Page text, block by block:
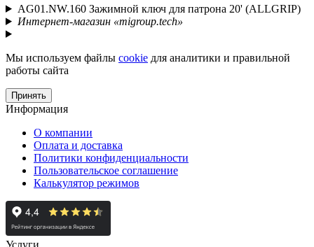
AG01.NW.160 Зажимной ключ для патрона 20' (ALLGRIP)
Интернет-магазин «migroup.tech»
Мы используем файлы cookie для аналитики и правильной
работы сайта
Принять
Информация
О компании
Оплата и доставка
Политики конфиденциальности
Пользовательское соглашение
Калькулятор режимов
Услуги